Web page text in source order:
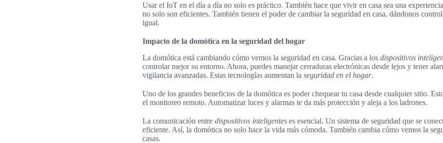
Usar el IoT en el día a día no solo es práctico. También hace que vivir en casa sea una
no solo son eficientes. También tienen el poder de cambiar la seguridad en casa, dándonos
igual.
Impacto de la domótica en la seguridad del hogar
La domótica está cambiando cómo vemos la seguridad en casa. Gracias a los dispositivos
controlar mejor su entorno. Ahora, puedes manejar cerraduras electrónicas desde lejos y tener
vigilancia avanzadas. Estas tecnologías aumentan la seguridad en el hogar.
Uno de los grandes beneficios de la domótica es poder chequear tu casa desde cualquier sitio.
el monitoreo remoto. Automatizar luces y alarmas te da más protección y aleja a los ladrones.
La comunicación entre dispositivos inteligentes es esencial. Un sistema de seguridad que se
eficiente. Así, la domótica no solo hace la vida más cómoda. También cambia cómo vemos la
casas.